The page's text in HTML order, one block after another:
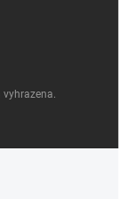
vyhrazena.